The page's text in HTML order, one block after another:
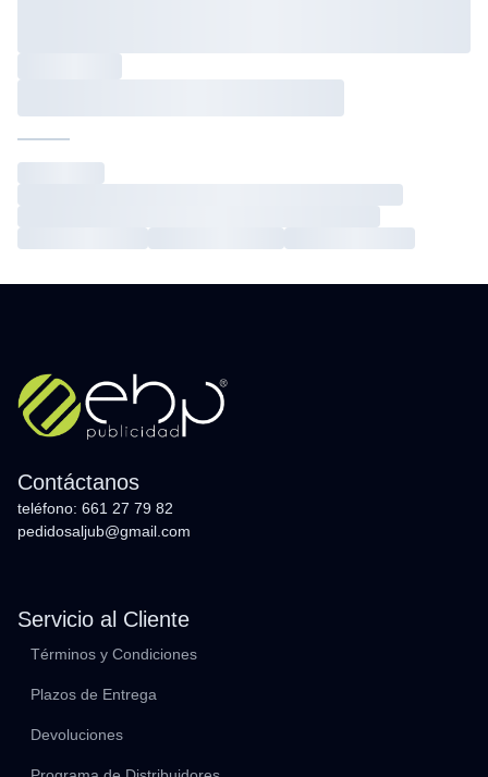
Contáctanos
teléfono: 661 27 79 82
pedidosaljub@gmail.com
Servicio al Cliente
Términos y Condiciones
Plazos de Entrega
Devoluciones